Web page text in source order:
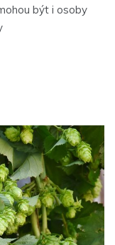
být i osoby